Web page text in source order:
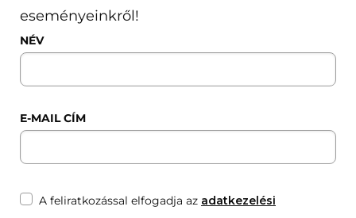
eseményeinkről!
NÉV
E-MAIL CÍM
A feliratkozással elfogadja az adatkezelési